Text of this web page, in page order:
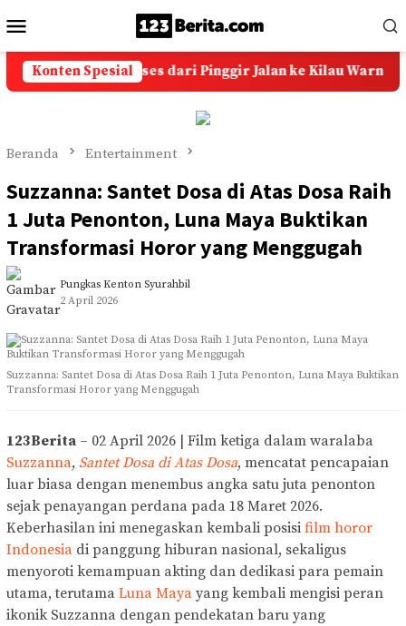
ke
kontenMobile
Konten Spesial
Kisah Sukses dari Pinggir Jalan ke Kilau Warna-Warni
Beranda Entertainment
Suzzanna: Santet Dosa di Atas Dosa Raih
1 Juta Penonton, Luna Maya Buktikan
Transformasi Horor yang Menggugah
Pungkas Kenton Syurahbil
2 April 2026
Suzzanna: Santet Dosa di Atas Dosa Raih 1 Juta Penonton, Luna Maya Buktikan
Transformasi Horor yang Menggugah
123Berita – 02 April 2026 | Film ketiga dalam waralaba
Suzzanna, Santet Dosa di Atas Dosa, mencatat pencapaian
luar biasa dengan menembus angka satu juta penonton
sejak penayangan perdana pada 18 Maret 2026.
Keberhasilan ini menegaskan kembali posisi film horor
Indonesia di panggung hiburan nasional, sekaligus
menyoroti kemampuan akting dan dedikasi para pemain
utama, terutama Luna Maya yang kembali mengisi peran
ikonik Suzzanna dengan pendekatan baru yang